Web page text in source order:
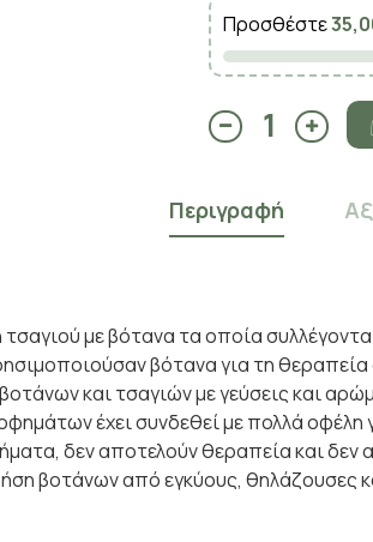
Προσθέστε
Περιγραφή
με βότανα τα οποία συλλέγονται
βότανα για τη
και τσαγιών με γεύσεις και
έχει συνδεθεί με πολλά οφέλη
δεν αποτελούν θεραπεία και
βοτάνων από εγκύους, θηλάζουσες